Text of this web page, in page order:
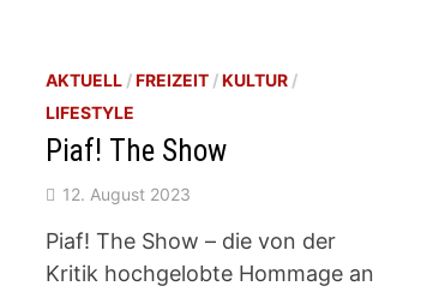
AKTUELL /FREIZEIT /KULTUR /
LIFESTYLE
Piaf! The Show
12. August 2023
Piaf! The Show – die von der
Kritik hochgelobte Hommage an